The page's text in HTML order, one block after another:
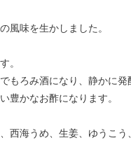
風味を生かしました。
。
もろみ酒になり、静かに発
豊かなお酢になります。
西海うめ、生姜、ゆうこう